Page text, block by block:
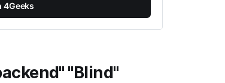
4Geeks
"Blind"